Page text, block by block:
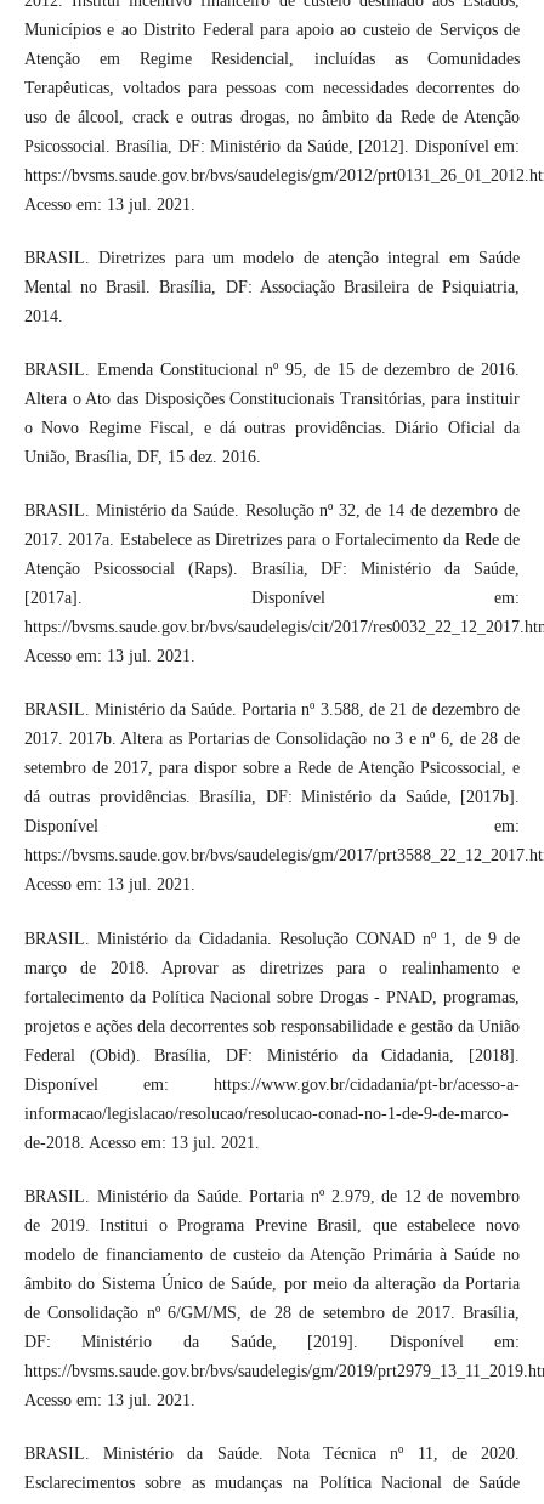
Municípios e ao Distrito Federal para apoio ao custeio de Serviços de
Atenção em Regime Residencial, incluídas as Comunidades
Terapêuticas, voltados para pessoas com necessidades decorrentes do
uso de álcool, crack e outras drogas, no âmbito da Rede de Atenção
Psicossocial. Brasília, DF: Ministério da Saúde, [2012]. Disponível em:
https://bvsms.saude.gov.br/bvs/saudelegis/gm/2012/
Acesso em: 13 jul. 2021.
BRASIL. Diretrizes para um modelo de atenção integral em Saúde
Mental no Brasil. Brasília, DF: Associação Brasileira de Psiquiatria,
2014.
BRASIL. Emenda Constitucional nº 95, de 15 de dezembro de 2016.
Altera o Ato das Disposições Constitucionais Transitórias, para instituir
o Novo Regime Fiscal, e dá outras providências. Diário Oficial da
União, Brasília, DF, 15 dez. 2016.
BRASIL. Ministério da Saúde. Resolução nº 32, de 14 de dezembro de
2017. 2017a. Estabelece as Diretrizes para o Fortalecimento da Rede de
Atenção Psicossocial (Raps). Brasília, DF: Ministério da Saúde,
[2017a]. Disponível em:
https://bvsms.saude.gov.br/bvs/saudelegis/cit/2017/
Acesso em: 13 jul. 2021.
BRASIL. Ministério da Saúde. Portaria nº 3.588, de 21 de dezembro de
2017. 2017b. Altera as Portarias de Consolidação no 3 e nº 6, de 28 de
setembro de 2017, para dispor sobre a Rede de Atenção Psicossocial, e
dá outras providências. Brasília, DF: Ministério da Saúde, [2017b].
Disponível em:
https://bvsms.saude.gov.br/bvs/saudelegis/gm/2017/
Acesso em: 13 jul. 2021.
BRASIL. Ministério da Cidadania. Resolução CONAD nº 1, de 9 de
março de 2018. Aprovar as diretrizes para o realinhamento e
fortalecimento da Política Nacional sobre Drogas - PNAD, programas,
projetos e ações dela decorrentes sob responsabilidade e gestão da União
Federal (Obid). Brasília, DF: Ministério da Cidadania, [2018].
Disponível em: https://www.gov.br/cidadania/pt-br/acesso-a-
informacao/legislacao/resolucao/resolucao-conad-no-1-de-9-de-marco-
de-2018. Acesso em: 13 jul. 2021.
BRASIL. Ministério da Saúde. Portaria nº 2.979, de 12 de novembro
de 2019. Institui o Programa Previne Brasil, que estabelece novo
modelo de financiamento de custeio da Atenção Primária à Saúde no
âmbito do Sistema Único de Saúde, por meio da alteração da Portaria
de Consolidação nº 6/GM/MS, de 28 de setembro de 2017. Brasília,
DF: Ministério da Saúde, [2019]. Disponível em:
https://bvsms.saude.gov.br/bvs/saudelegis/gm/2019/
Acesso em: 13 jul. 2021.
BRASIL. Ministério da Saúde. Nota Técnica nº 11, de 2020.
Esclarecimentos sobre as mudanças na Política Nacional de Saúde